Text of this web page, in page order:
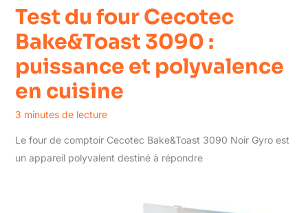
Test du four Cecotec
Bake&Toast 3090 :
puissance et polyvalence
en cuisine
3 minutes de lecture
Le four de comptoir Cecotec Bake&Toast 3090 Noir Gyro est
un appareil polyvalent destiné à répondre